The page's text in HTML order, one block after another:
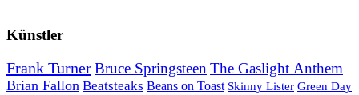
Künstler
Frank TurnerBruce Springsteen The Gaslight Anthem
Brian Fallon Beatsteaks Beans on Toast Skinny Lister Green Day